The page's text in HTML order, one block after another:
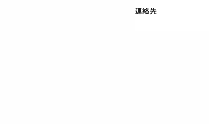
連絡先